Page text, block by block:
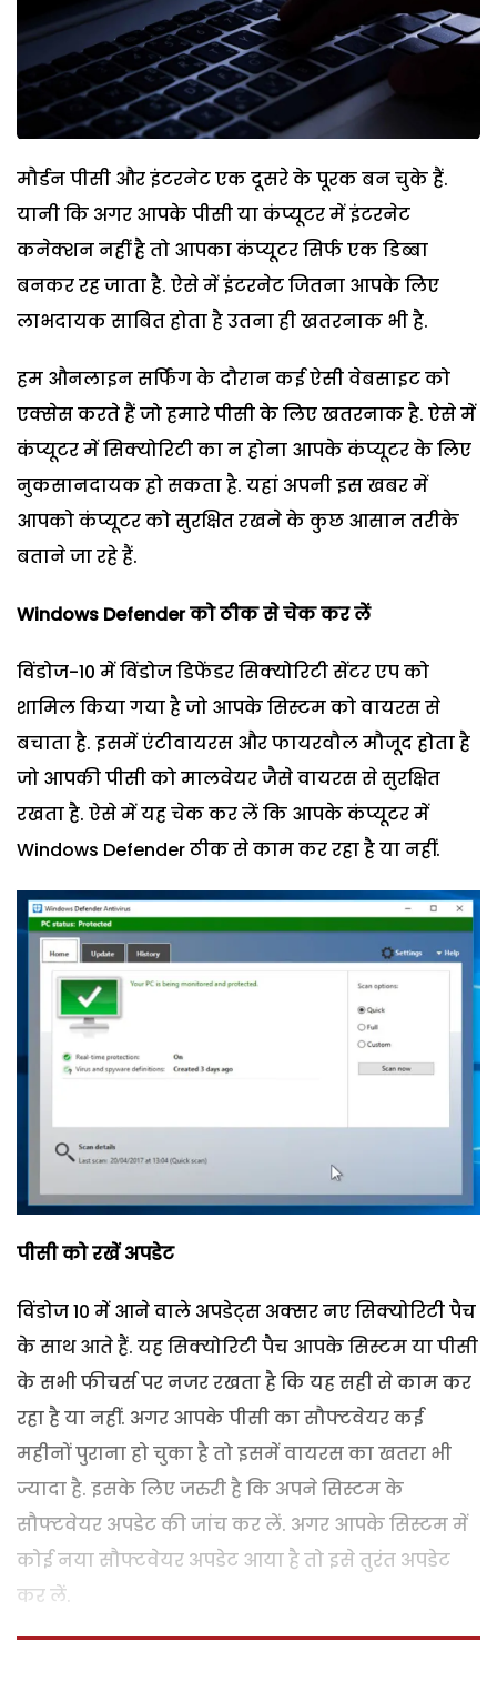
मौर्डन पीसी और इंटरनेट एक दूसरे के पूरक बन चुके हैं.
यानी कि अगर आपके पीसी या कंप्यूटर में इंटरनेट
कनेक्शन नहीं है तो आपका कंप्यूटर सिर्फ एक डिब्बा
बनकर रह जाता है. ऐसे में इंटरनेट जितना आपके लिए
लाभदायक साबित होता है उतना ही खतरनाक भी है.
हम औनलाइन सर्फिंग के दौरान कई ऐसी वेबसाइट को
एक्सेस करते हैं जो हमारे पीसी के लिए खतरनाक है. ऐसे में
कंप्यूटर में सिक्योरिटी का न होना आपके कंप्यूटर के लिए
नुकसानदायक हो सकता है. यहां अपनी इस खबर में
आपको कंप्यूटर को सुरक्षित रखने के कुछ आसान तरीके
बताने जा रहे हैं.
Windows Defenderको ठीक से चेक कर लें
विंडोज-10 में विंडोज डिफेंडर सिक्योरिटी सेंटर एप को
शामिल किया गया है जो आपके सिस्टम को वायरस से
बचाता है. इसमें एंटीवायरस और फायरवौल मौजूद होता है
जो आपकी पीसी को मालवेयर जैसे वायरस से सुरक्षित
रखता है. ऐसे में यह चेक कर लें कि आपके कंप्यूटर में
Windows Defender ठीक से काम कर रहा है या नहीं.
पीसी को रखें अपडेट
विंडोज 10 में आने वाले अपडेट्स अक्सर नए सिक्योरिटी पैच
के साथ आते हैं. यह सिक्योरिटी पैच आपके सिस्टम या पीसी
के सभी फीचर्स पर नजर रखता है कि यह सही से काम कर
रहा है या नहीं. अगर आपके पीसी का सौफ्टवेयर कई
महीनों पुराना हो चुका है तो इसमें वायरस का खतरा भी
ज्यादा है. इसके लिए जरुरी है कि अपने सिस्टम के
सौफ्टवेयर अपडेट की जांच कर लें. अगर आपके सिस्टम में
कोई नया सौफ्टवेयर अपडेट आया है तो इसे तुरंत अपडेट
कर लें.